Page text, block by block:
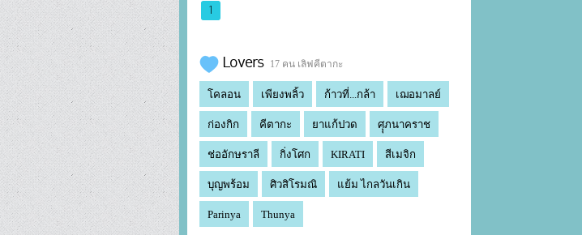
1
Lovers 17 คน เลิฟคีตากะ
โคลอน เพียงพลิ้ว ก้าวที่...กล้า เฌอมาลย์
ก่องกิก คีตากะ ยาแก้ปวด ศุุภนาคราช
ช่ออักษราลี กิ่งโศก KIRATI สีเมจิก
บุญพร้อม ศิวสิโรมณิ แย้ม ไกลวันเกิน
Parinya Thunya